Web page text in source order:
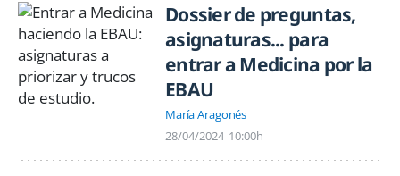
Dossier de preguntas,
asignaturas... para
entrar a Medicina por la
EBAU
María Aragonés
28/04/2024 10:00h